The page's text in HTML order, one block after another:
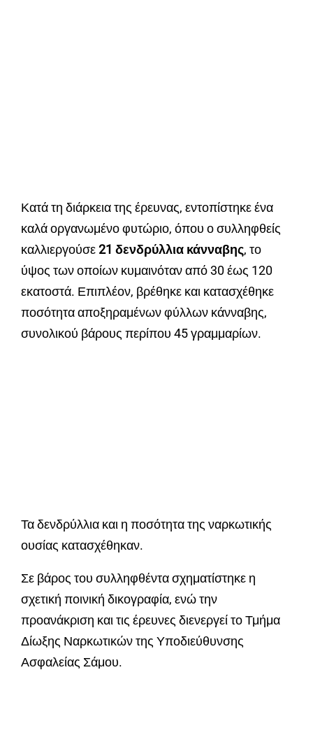
Κατά τη διάρκεια της έρευνας, εντοπίστηκε ένα
καλά οργανωμένο φυτώριο, όπου ο συλληφθείς
καλλιεργούσε21 δενδρύλλια κάνναβης, το
ύψος των οποίων κυμαινόταν από 30 έως 120
εκατοστά. Επιπλέον, βρέθηκε και κατασχέθηκε
ποσότητα αποξηραμένων φύλλων κάνναβης,
συνολικού βάρους περίπου 45 γραμμαρίων.
Τα δενδρύλλια και η ποσότητα της ναρκωτικής
ουσίας κατασχέθηκαν.
Σε βάρος του συλληφθέντα σχηματίστηκε η
σχετική ποινική δικογραφία, ενώ την
προανάκριση και τις έρευνες διενεργεί το Τμήμα
Δίωξης Ναρκωτικών της Υποδιεύθυνσης
Ασφαλείας Σάμου.